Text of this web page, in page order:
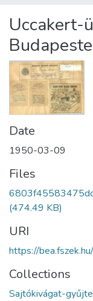
About us
Uccakert-
Date
1950-03-09
Files
(474.49 KB)
URI
https://
Collections
Sajtókivágat-